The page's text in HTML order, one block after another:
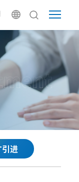
引进